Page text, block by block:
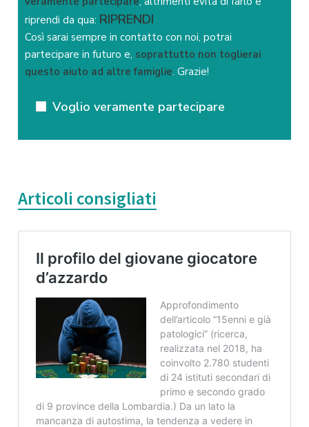
riprendi da qua: RIPRENDI
Così sarai sempre in contatto con noi, potrai
partecipare in futuro e, soprattutto non toglierai
questo aiuto ad altre famiglie. Grazie!
Voglio veramente partecipare
Articoli consigliati